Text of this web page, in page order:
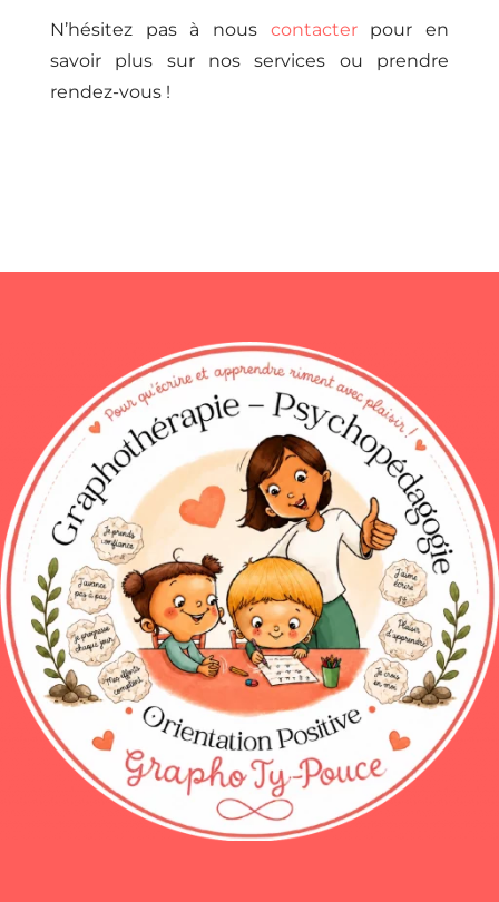
N’hésitez pas à nous contacterpour en
savoir plus sur nos services ou prendre
rendez-vous !